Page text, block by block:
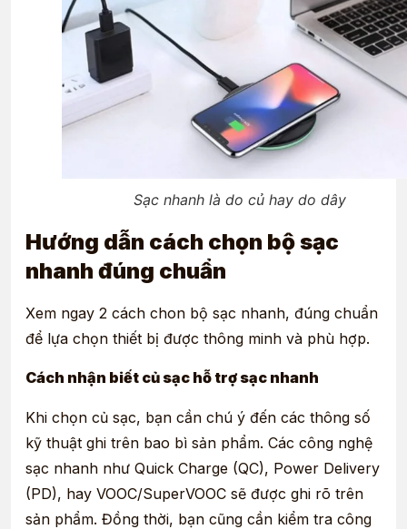
Sạc nhanh là do củ hay do dây
Hướng dẫn cách chọn bộ sạc
nhanh đúng chuẩn
Xem ngay 2 cách chon bộ sạc nhanh, đúng chuẩn
để lựa chọn thiết bị được thông minh và phù hợp.
Cách nhận biết củ sạc hỗ trợ sạc nhanh
Khi chọn củ sạc, bạn cần chú ý đến các thông số
kỹ thuật ghi trên bao bì sản phẩm. Các công nghệ
sạc nhanh như Quick Charge (QC), Power Delivery
(PD), hay VOOC/SuperVOOC sẽ được ghi rõ trên
sản phẩm. Đồng thời, bạn cũng cần kiểm tra công